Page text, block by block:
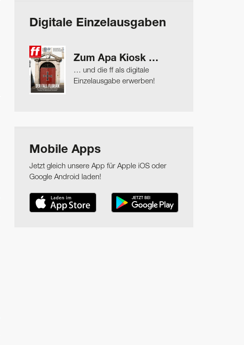
Digitale Einzelausgaben
Zum Apa Kiosk …
… und die ff als digitale
Einzelausgabe erwerben!
Mobile Apps
Jetzt gleich unsere App für Apple iOS oder
Google Android laden!